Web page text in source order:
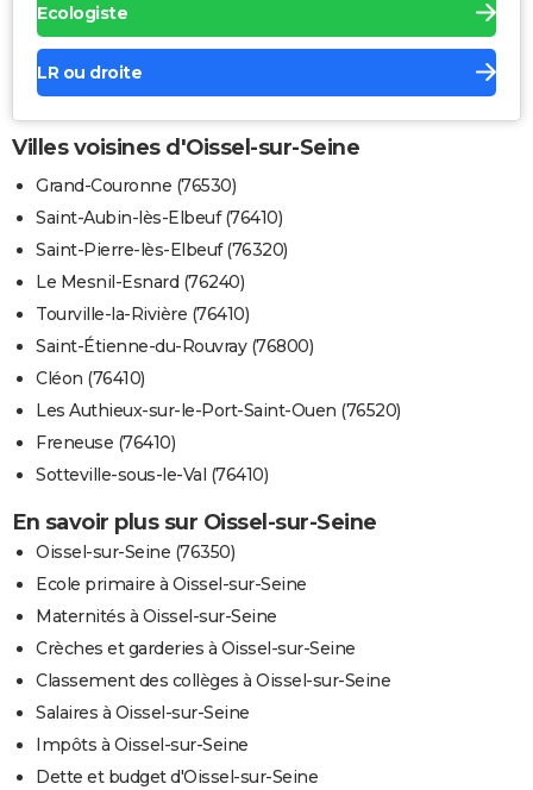
Ecologiste
LR ou droite
Villes voisines d'Oissel-sur-Seine
Grand-Couronne (76530)
Saint-Aubin-lès-Elbeuf (76410)
Saint-Pierre-lès-Elbeuf (76320)
Le Mesnil-Esnard (76240)
Tourville-la-Rivière (76410)
Saint-Étienne-du-Rouvray (76800)
Cléon (76410)
Les Authieux-sur-le-Port-Saint-Ouen (76520)
Freneuse (76410)
Sotteville-sous-le-Val (76410)
En savoir plus sur Oissel-sur-Seine
Oissel-sur-Seine (76350)
Ecole primaire à Oissel-sur-Seine
Maternités à Oissel-sur-Seine
Crèches et garderies à Oissel-sur-Seine
Classement des collèges à Oissel-sur-Seine
Salaires à Oissel-sur-Seine
Impôts à Oissel-sur-Seine
Dette et budget d'Oissel-sur-Seine